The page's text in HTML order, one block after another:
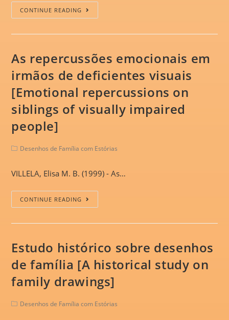
CONTINUE READING
As repercussões emocionais em
irmãos de deficientes visuais
[Emotional repercussions on
siblings of visually impaired
people]
Desenhos de Família com Estórias
VILLELA, Elisa M. B. (1999) - As…
CONTINUE READING
Estudo histórico sobre desenhos
de família [A historical study on
family drawings]
Desenhos de Família com Estórias